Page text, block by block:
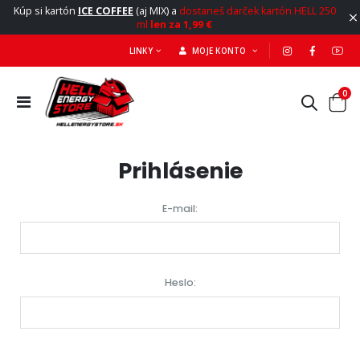
Kúp si kartón ICE COFFEE (aj MIX) a dostaneš darček kartón HELL 250
ml len za 1,99 €
LINKY MOJE KONTO
0
Prihlásenie
E-mail:
Heslo: